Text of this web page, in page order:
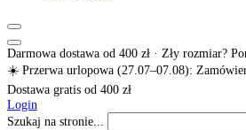
Darmowa dostawa od 400 zł · Zły rozmiar?
☀️ Przerwa urlopowa (27.07–07.08):
Dostawa gratis od 400 zł
Login
Szukaj na stronie...